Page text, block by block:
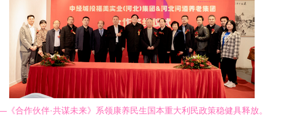
合作伙伴·共谋未来》系领康养民生国本重大利民政策稳健具释放。